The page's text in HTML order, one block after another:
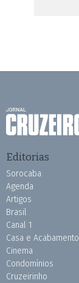
Editorias
Sorocaba
Agenda
Artigos
Brasil
Canal 1
Casa e Acabamento
Cinema
Condomínios
Cruzeirinho